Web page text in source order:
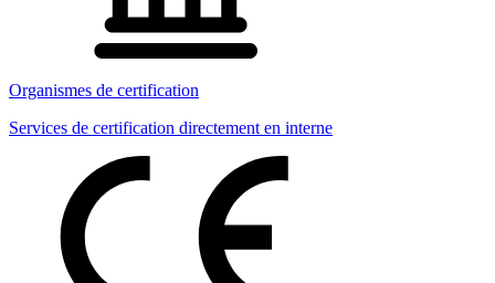
Organismes de certification
Services de certification directement en interne